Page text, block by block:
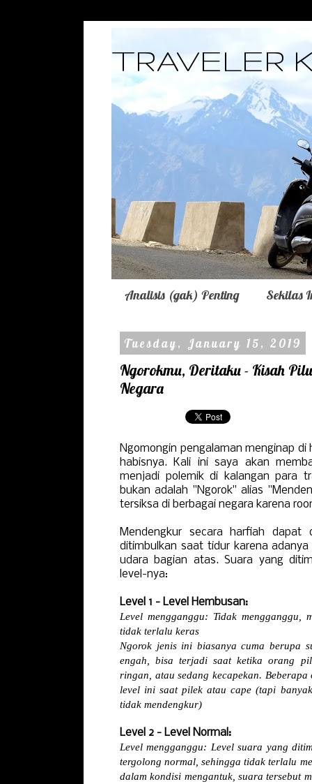
TRAVELER
Analisis (gak) Penting Sekilas
Tuesday, January 15, 2019
Ngorokmu, Deritaku - Kisah
Negara
Ngomongin pengalaman menginap
habisnya. Kali ini saya akan
menjadi polemik di kalangan para
bukan adalah "Ngorok" alias
tersiksa di berbagai negara karena
Mendengkur secara harfiah dapat
ditimbulkan saat tidur karena
udara bagian atas. Suara yang
level-nya:
Level 1 - Level Hembusan:
Level mengganggu: Tidak mengganggu,
tidak terlalu keras
Ngorok jenis ini biasanya cuma berupa
engah, bisa terjadi saat ketika orang
ringan, atau sedang kecapekan.
level ini saat pilek atau cape (tapi
tidak mendengkur)
Level 2 - Level Normal:
Level mengganggu: Level suara yang
tergolong normal, sehingga tidak terlalu
dalam kondisi mengantuk, suara tersebut